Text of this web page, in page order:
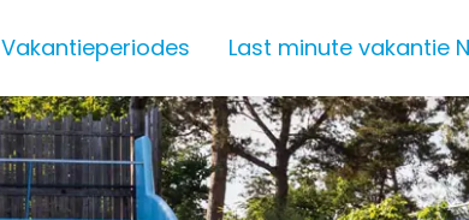
Vakantieperiodes Last minute vakantie